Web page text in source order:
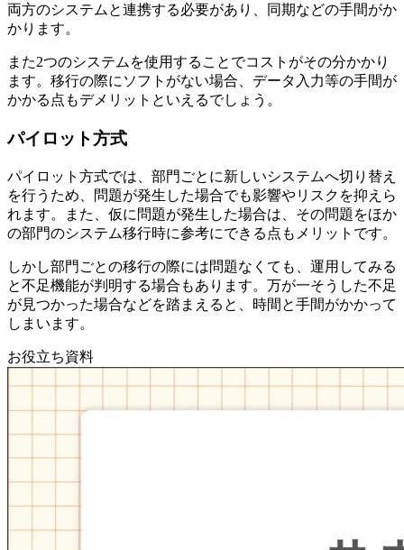
両方のシステムと連携する必要があり、同期などの手間がか
かります。
また2つのシステムを使用することでコストがその分かかり
ます。移行の際にソフトがない場合、データ入力等の手間が
かかる点もデメリットといえるでしょう。
パイロット方式
パイロット方式では、部門ごとに新しいシステムへ切り替え
を行うため、問題が発生した場合でも影響やリスクを抑えら
れます。また、仮に問題が発生した場合は、その問題をほか
の部門のシステム移行時に参考にできる点もメリットです。
しかし部門ごとの移行の際には問題なくても、運用してみる
と不足機能が判明する場合もあります。万が一そうした不足
が見つかった場合などを踏まえると、時間と手間がかかって
しまいます。
お役立ち資料